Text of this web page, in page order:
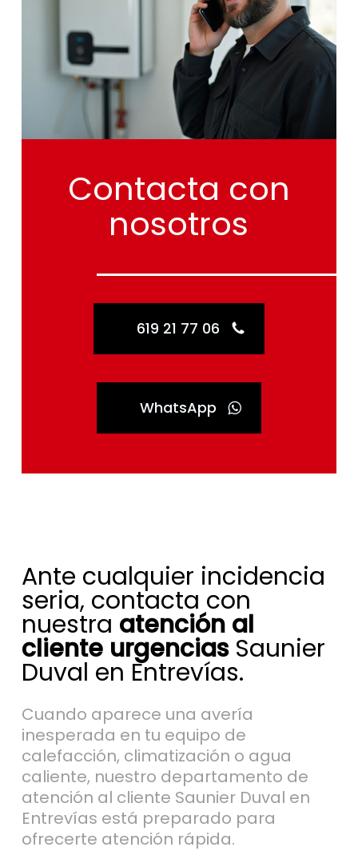
Contacta con
nosotros
619 21 77 06
WhatsApp
Ante cualquier incidencia
seria, contacta con
nuestra atención al
cliente urgenciasSaunier
Duval en Entrevías.
Cuando aparece una avería
inesperada en tu equipo de
calefacción, climatización o agua
caliente, nuestro departamento de
atención al cliente Saunier Duval en
Entrevías está preparado para
ofrecerte atención rápida.